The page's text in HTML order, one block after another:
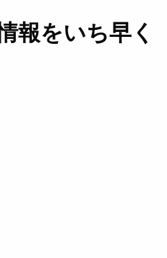
報をいち早く